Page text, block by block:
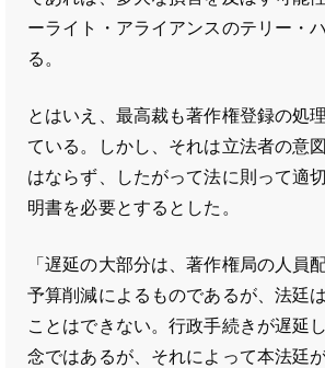
ーライト・アライアンスのテリー・
る。
とはいえ、最高裁も著作権登録の処
ている。しかし、それは立法者の意
はならず、したがって法に則って適
明書を必要とするとした。
「遅延の大部分は、著作権局の人員
予算削減によるものであるが、法廷
ことはできない。行政手続きが遅延
念ではあるが、それによって本法廷